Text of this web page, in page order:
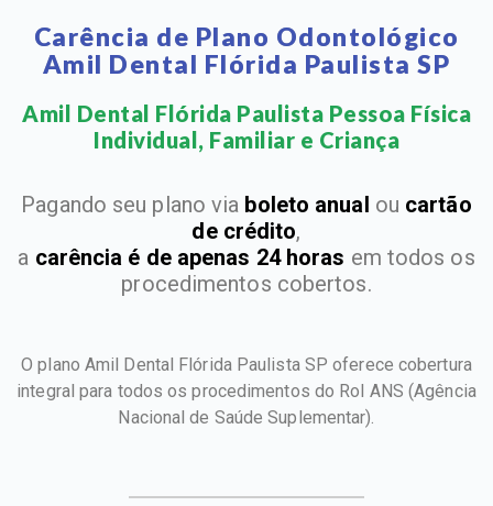
Carência de Plano Odontológico
Amil Dental Flórida Paulista SP
Amil Dental Flórida Paulista Pessoa Física
Individual, Familiar e Criança​
Pagando seu plano via boleto anual ou cartão
de crédito,
a carência é de apenas 24 horas em todos os
procedimentos cobertos.
O plano Amil Dental Flórida Paulista SP oferece cobertura
integral para todos os procedimentos do Rol ANS (Agência
Nacional de Saúde Suplementar).